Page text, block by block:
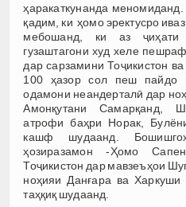
ҳаракаткунанда
қадим, ки ҳомо эректусро
мебошанд, ки аз ҷиҳати
гузаштагони худ хеле
дар сарзамини Тоҷикистон
100 ҳазор сол пеш пайдо
одамони неандерталӣ дар
Амонқутани Самарқанд,
атрофи баҳри Норак,
кашф шудаанд.
ҳозиразамон -Ҳомо
Тоҷикистон дар мавзеъҳои
ноҳияи Данғара ва
таҳқиқ шудаанд.